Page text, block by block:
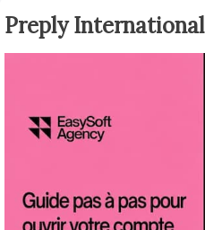
Preply International